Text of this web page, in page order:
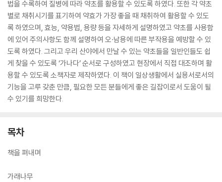
법을 수록하여 질병에 따라 약초를 활용할 수 있도록 하였다. 또한 각 약초
별로 채취시기를 표기하여 약효가 가장 좋을 때 채취하여 활용할 수 있도
록 하였으며, 효능, 약용법, 용량 등을 자세하게 설명하였고 약초를 사용함
에 있어 주의사항도 함께 설명하여 오·남용에 따른 부작용을 예방할 수 있
도록 하였다. 그리고 우리 산야에서 만날 수 있는 약초들을 일반인들도 쉽
게 찾을 수 있도록 ‘가나다’ 순서로 구성하였고 현장에서 직접 대조하며 활
용할 수 있도록 소책자로 제작하였다. 이 책이 일상생활에서 실용서로서의
기능을 고루 갖춘 만큼, 필요한 모든 분들에게 좋은 길잡이로서 도움이 될
수 있기를 희망한다.
목차
책을 펴내며
가래나무